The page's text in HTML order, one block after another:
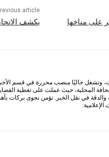
article
يكشف على مناخها
حاليًا منصب محررة في قسم الأخبار
المحلية، حيث عملت على تغطية
في نقل الخبر. تؤمن نجوى بركات